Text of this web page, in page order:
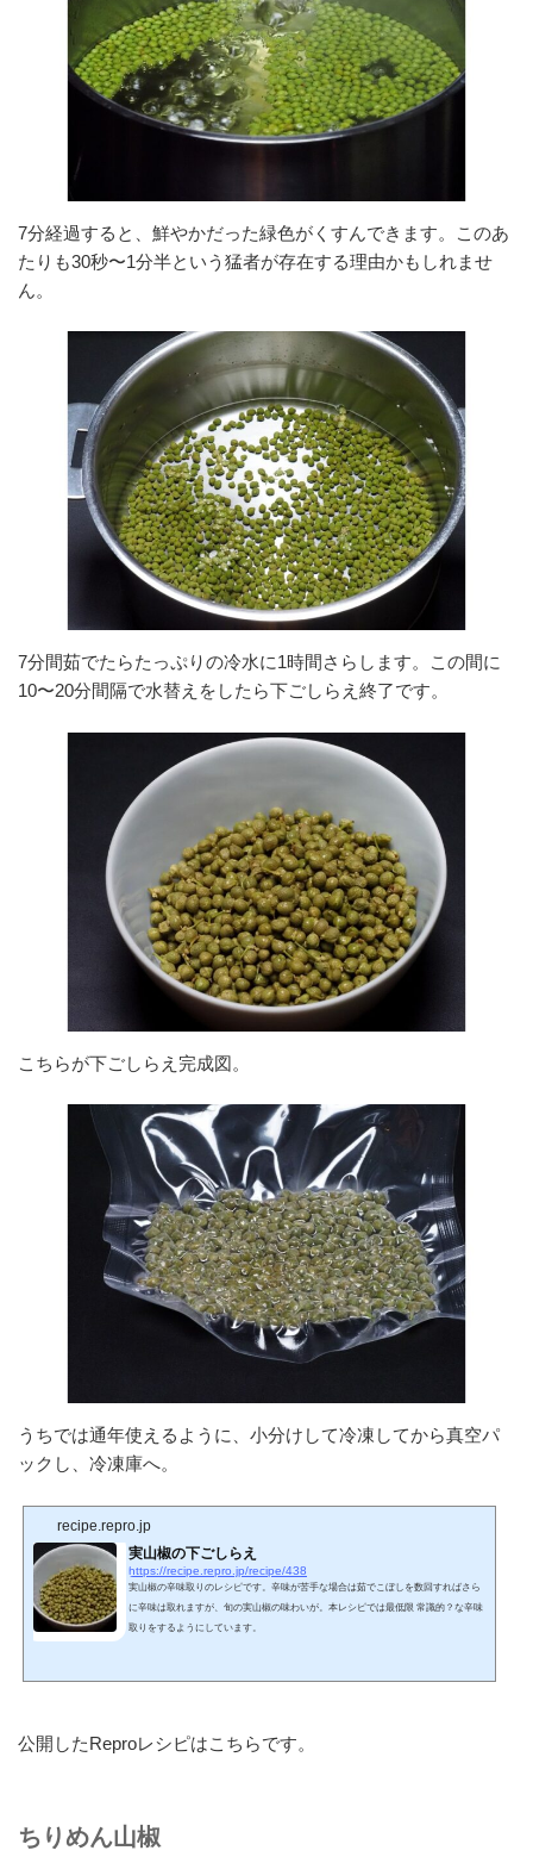
7分経過すると、鮮やかだった緑色がくすんできます。このあ
たりも30秒〜1分半という猛者が存在する理由かもしれませ
ん。
7分間茹でたらたっぷりの冷水に1時間さらします。この間に
10〜20分間隔で水替えをしたら下ごしらえ終了です。
こちらが下ごしらえ完成図。
うちでは通年使えるように、小分けして冷凍してから真空パ
ックし、冷凍庫へ。
recipe.repro.jp
実山椒の下ごしらえ
https://recipe.repro.jp/recipe/438
実山椒の辛味取りのレシピです。辛味が苦手な場合は茹でこぼしを数回すればさら
に辛味は取れますが、旬の実山椒の味わいが。本レシピでは最低限 常識的？な辛味
取りをするようにしています。
公開したReproレシピはこちらです。
ちりめん山椒